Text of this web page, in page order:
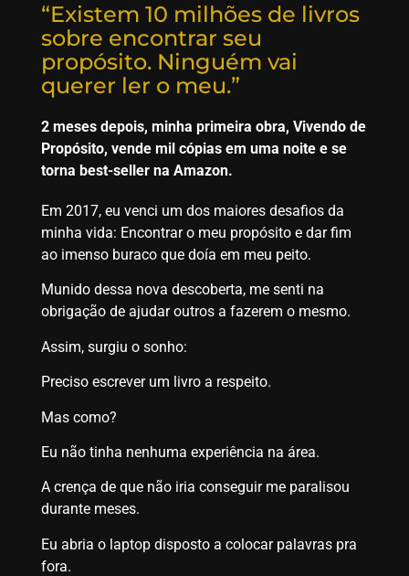
“Existem 10 milhões de livros
sobre encontrar seu
propósito. Ninguém vai
querer ler o meu.”
2 meses depois, minha primeira obra, Vivendo de
Propósito, vende mil cópias em uma noite e se
torna best-seller na Amazon.
Em 2017, eu venci um dos maiores desafios da
minha vida: Encontrar o meu propósito e dar fim
ao imenso buraco que doía em meu peito.
Munido dessa nova descoberta, me senti na
obrigação de ajudar outros a fazerem o mesmo.
Assim, surgiu o sonho:
Preciso escrever um livro a respeito.
Mas como?
Eu não tinha nenhuma experiência na área.
A crença de que não iria conseguir me paralisou
durante meses.
Eu abria o laptop disposto a colocar palavras pra
fora.